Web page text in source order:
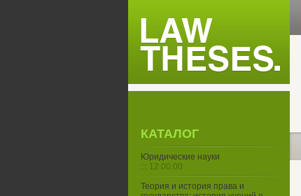
КАТАЛОГ
Юридические науки
::: 12.00.00
Теория и история права и